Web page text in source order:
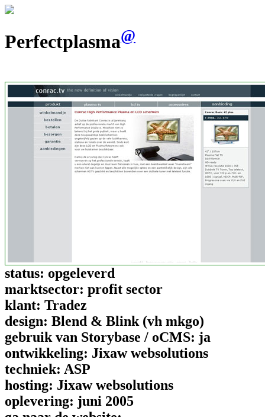
Perfectplasma@
status: opgeleverd
marktsector: profit sector
klant: Tradez
design: Blend & Blink (vh mkgo)
gebruik van Storybase / oCMS: ja
ontwikkeling: Jixaw websolutions
techniek: ASP
hosting: Jixaw websolutions
oplevering: juni 2005